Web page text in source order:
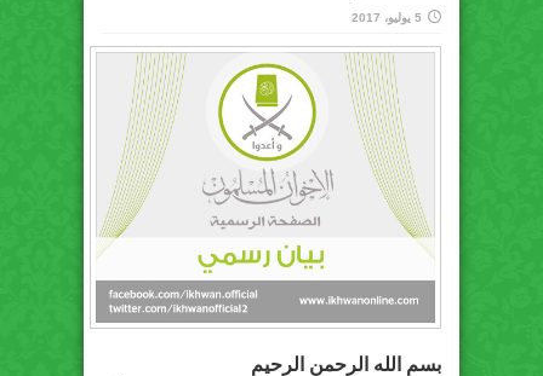
5 يوليو، 2017
بسم الله الرحمن الرحيم